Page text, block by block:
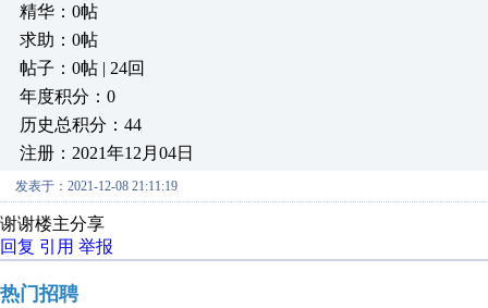
精华：0帖
求助：0帖
帖子：0帖 | 24回
年度积分：0
历史总积分：44
注册：2021年12月04日
发表于：2021-12-08 21:11:19
谢谢楼主分享
回复 引用 举报
热门招聘